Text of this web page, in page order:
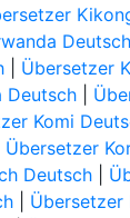
Deutsch
| Übersetzer
Deutsch|
Komi
Übersetzer
Deutsch|
| Übersetzer